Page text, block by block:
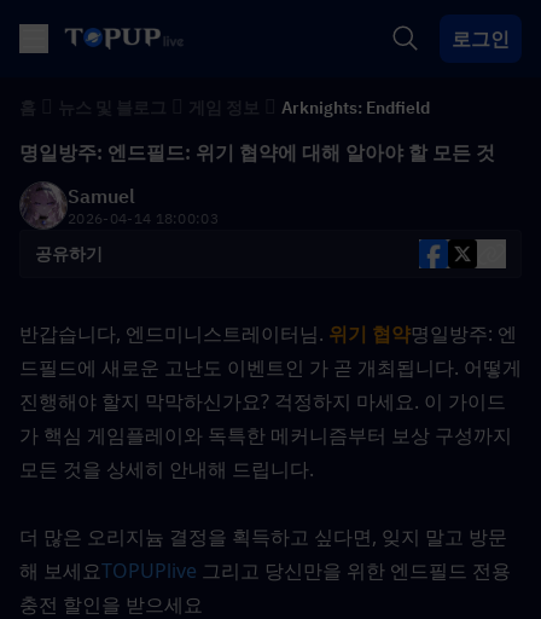
로그인
Arknights: Endfield
명일방주: 엔드필드: 위기 협약에 대해 알아야 할 모든 것
Samuel
2026-04-14 18:00:03
공유하기
반갑습니다, 엔드미니스트레이터님. 위기 협약명일방주: 엔
드필드에 새로운 고난도 이벤트인 가 곧 개최됩니다. 어떻게
진행해야 할지 막막하신가요? 걱정하지 마세요. 이 가이드
가 핵심 게임플레이와 독특한 메커니즘부터 보상 구성까지
모든 것을 상세히 안내해 드립니다.
더 많은 오리지늄 결정을 획득하고 싶다면, 잊지 말고 방문
해 보세요TOPUPlive 그리고 당신만을 위한 엔드필드 전용
충전 할인을 받으세요